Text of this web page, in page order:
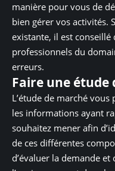
manière pour vous de
bien gérer vos activités.
existante, il est
professionnels du
erreurs.
Faire une étude
L’étude de marché
les informations ayant
souhaitez mener afin
de ces différentes
d’évaluer la demande et